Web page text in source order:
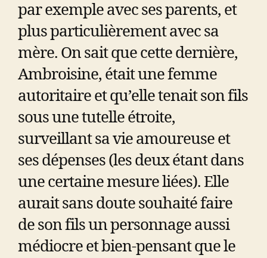
par exemple avec ses parents, et
plus particulièrement avec sa
mère. On sait que cette dernière,
Ambroisine, était une femme
autoritaire et qu’elle tenait son fils
sous une tutelle étroite,
surveillant sa vie amoureuse et
ses dépenses (les deux étant dans
une certaine mesure liées). Elle
aurait sans doute souhaité faire
de son fils un personnage aussi
médiocre et bien-pensant que le